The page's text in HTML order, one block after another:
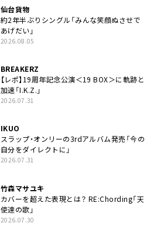
仙台貨物
約2年半ぶりシングル「みんな笑顔ぬさせで
あげだい」
2026.08.05
BREAKERZ
【レポ】19周年記念公演＜19 BOX＞に軌跡と
加速「I.K.Z.」
2026.07.31
IKUO
スラップ・オンリーの3rdアルバム発売「今の
自分をダイレクトに」
2026.07.31
竹森マサユキ
カバーを超えた表現とは？ RE:Chording「天
使達の歌」
2026.07.30